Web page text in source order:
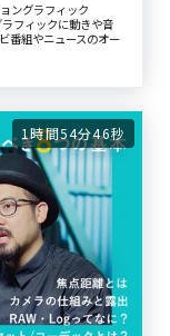
ングラフィック
フィックに動きや音
番組やニュースのオー
1時間54分46秒